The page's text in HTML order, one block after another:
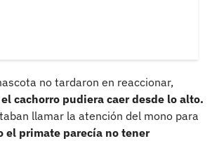
no tardaron en reaccionar,
cachorro pudiera caer desde lo alto.
llamar la atención del mono para
el primate parecía no tener